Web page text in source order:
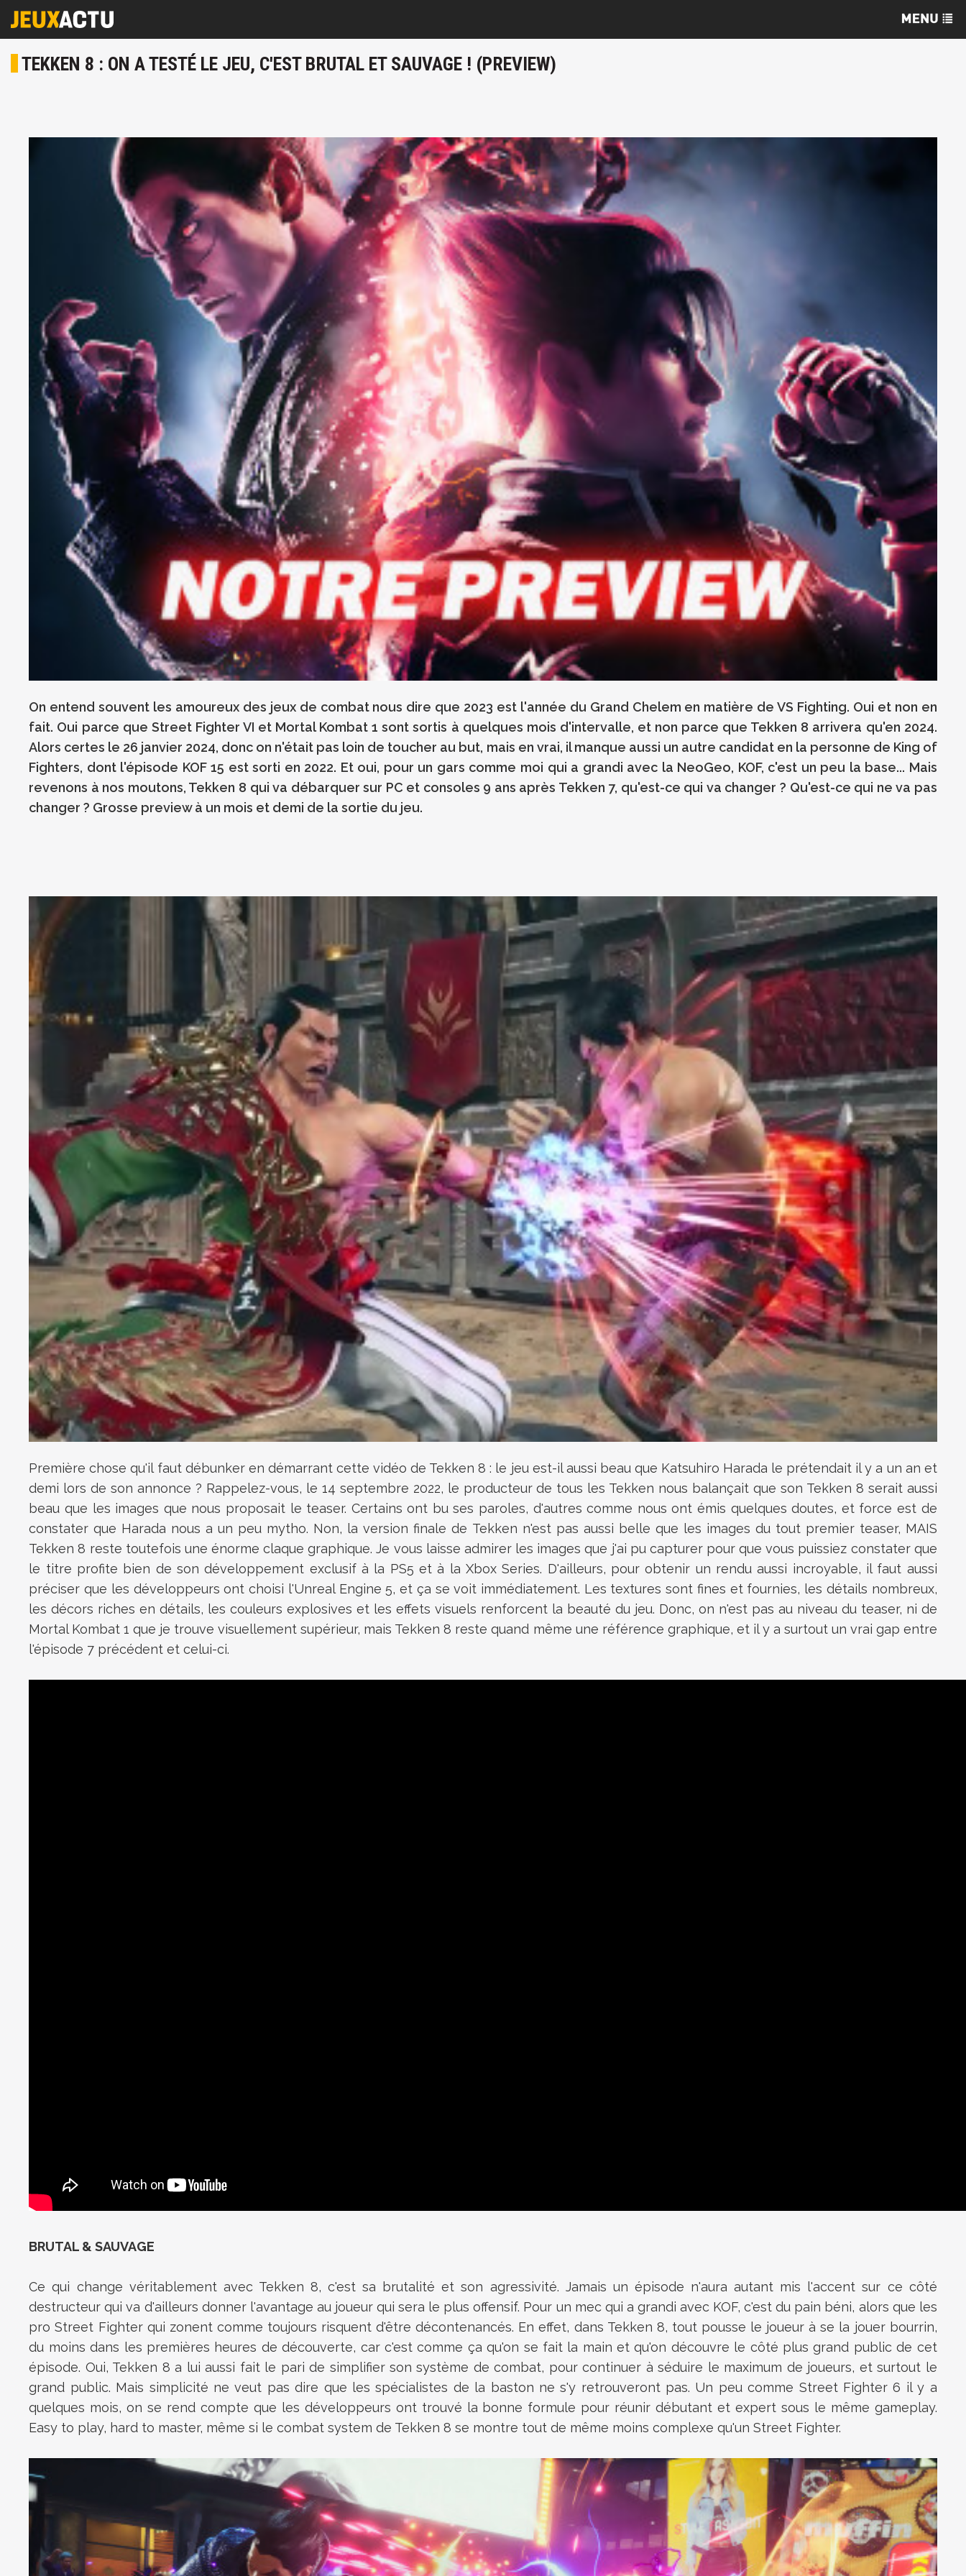
TEKKEN 8 : ON A TESTÉ LE JEU, C'EST BRUTAL ET SAUVAGE ! (PREVIEW)
On entend souvent les amoureux des jeux de combat nous dire que 2023 est l'année du Grand Chelem en matière de VS Fighting. Oui et non en
fait. Oui parce que Street Fighter VI et Mortal Kombat 1 sont sortis à quelques mois d'intervalle, et non parce que Tekken 8 arrivera qu'en 2024.
Alors certes le 26 janvier 2024, donc on n'était pas loin de toucher au but, mais en vrai, il manque aussi un autre candidat en la personne de King of
Fighters, dont l'épisode KOF 15 est sorti en 2022. Et oui, pour un gars comme moi qui a grandi avec la NeoGeo, KOF, c'est un peu la base... Mais
revenons à nos moutons, Tekken 8 qui va débarquer sur PC et consoles 9 ans après Tekken 7, qu'est-ce qui va changer ? Qu'est-ce qui ne va pas
changer ? Grosse preview à un mois et demi de la sortie du jeu.
Première chose qu'il faut débunker en démarrant cette vidéo de Tekken 8 : le jeu est-il aussi beau que Katsuhiro Harada le prétendait il y a un an et
demi lors de son annonce ? Rappelez-vous, le 14 septembre 2022, le producteur de tous les Tekken nous balançait que son Tekken 8 serait aussi
beau que les images que nous proposait le teaser. Certains ont bu ses paroles, d'autres comme nous ont émis quelques doutes, et force est de
constater que Harada nous a un peu mytho. Non, la version finale de Tekken n'est pas aussi belle que les images du tout premier teaser, MAIS
Tekken 8 reste toutefois une énorme claque graphique. Je vous laisse admirer les images que j'ai pu capturer pour que vous puissiez constater que
le titre profite bien de son développement exclusif à la PS5 et à la Xbox Series. D'ailleurs, pour obtenir un rendu aussi incroyable, il faut aussi
préciser que les développeurs ont choisi l'Unreal Engine 5, et ça se voit immédiatement. Les textures sont fines et fournies, les détails nombreux,
les décors riches en détails, les couleurs explosives et les effets visuels renforcent la beauté du jeu. Donc, on n'est pas au niveau du teaser, ni de
Mortal Kombat 1 que je trouve visuellement supérieur, mais Tekken 8 reste quand même une référence graphique, et il y a surtout un vrai gap entre
l'épisode 7 précédent et celui-ci.
BRUTAL & SAUVAGE
Ce qui change véritablement avec Tekken 8, c'est sa brutalité et son agressivité. Jamais un épisode n'aura autant mis l'accent sur ce côté
destructeur qui va d'ailleurs donner l'avantage au joueur qui sera le plus offensif. Pour un mec qui a grandi avec KOF, c'est du pain béni, alors que les
pro Street Fighter qui zonent comme toujours risquent d'être décontenancés. En effet, dans Tekken 8, tout pousse le joueur à se la jouer bourrin,
du moins dans les premières heures de découverte, car c'est comme ça qu'on se fait la main et qu'on découvre le côté plus grand public de cet
épisode. Oui, Tekken 8 a lui aussi fait le pari de simplifier son système de combat, pour continuer à séduire le maximum de joueurs, et surtout le
grand public. Mais simplicité ne veut pas dire que les spécialistes de la baston ne s'y retrouveront pas. Un peu comme Street Fighter 6 il y a
quelques mois, on se rend compte que les développeurs ont trouvé la bonne formule pour réunir débutant et expert sous le même gameplay.
Easy to play, hard to master, même si le combat system de Tekken 8 se montre tout de même moins complexe qu'un Street Fighter.